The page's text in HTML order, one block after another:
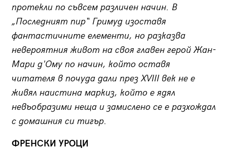
протекли по съвсем различен начин. В
„Последният пир“ Гримуд изоставя
фантастичните елементи, но разказва
невероятния живот на своя главен герой Жан-
Мари д'Ому по начин, който оставя
читателя в почуда дали през XVIII век не е
живял наистина маркиз, който е ядял
невъобразими неща и замислено се е разхождал
с домашния си тигър.
ФРЕНСКИ УРОЦИ